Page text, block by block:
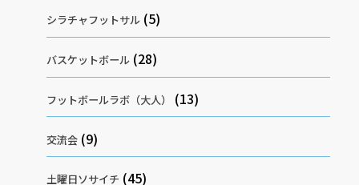
シラチャフットサル (5)
バスケットボール (28)
フットボールラボ（大人） (13)
交流会 (9)
土曜日ソサイチ (45)